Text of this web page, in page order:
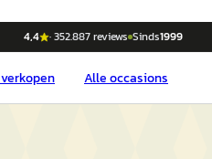
4,4 ·352.887reviews Sinds1999
verkopen Alle occasions